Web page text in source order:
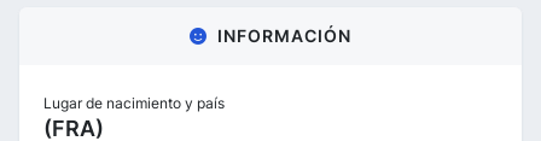
INFORMACIÓN
Lugar de nacimiento y país
(FRA)